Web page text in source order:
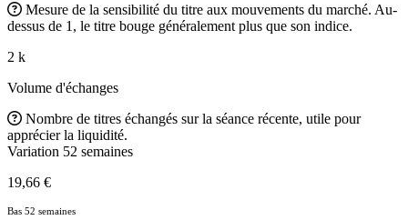
Mesure de la sensibilité du titre aux mouvements du marché. Au-
dessus de 1, le titre bouge généralement plus que son indice.
2 k
Volume d'échanges
Nombre de titres échangés sur la séance récente, utile pour
apprécier la liquidité.
Variation 52 semaines
19,66 €
Bas 52 semaines